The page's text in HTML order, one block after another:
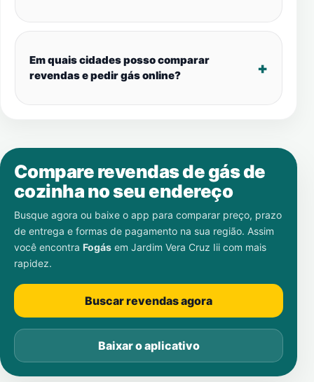
Em quais cidades posso comparar
revendas e pedir gás online?
Compare revendas de gás de
cozinha no seu endereço
Busque agora ou baixe o app para comparar preço, prazo
de entrega e formas de pagamento na sua região. Assim
você encontra Fogás em Jardim Vera Cruz Iii com mais
rapidez.
Buscar revendas agora
Baixar o aplicativo